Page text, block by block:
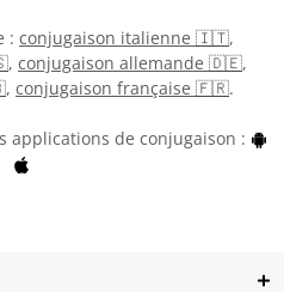
: conjugaison italienne 🇮🇹,
, conjugaison allemande 🇩🇪,
, conjugaison française 🇫🇷.
applications de conjugaison :